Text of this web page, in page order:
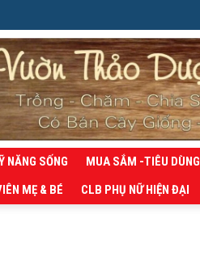
NĂNG SỐNG MUA SẮM -TIÊU DÙNG
MẸ & BÉ CLB PHỤ NỮ HIỆN ĐẠI